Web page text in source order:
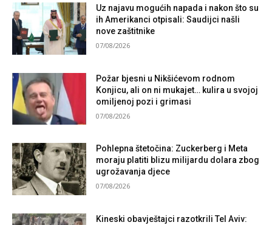
Uz najavu mogućih napada i nakon što su
ih Amerikanci otpisali: Saudijci našli
nove zaštitnike
07/08/2026
Požar bjesni u Nikšićevom rodnom
Konjicu, ali on ni mukajet… kulira u svojoj
omiljenoj pozi i grimasi
07/08/2026
Pohlepna štetočina: Zuckerberg i Meta
moraju platiti blizu milijardu dolara zbog
ugrožavanja djece
07/08/2026
Kineski obavještajci razotkrili Tel Aviv: